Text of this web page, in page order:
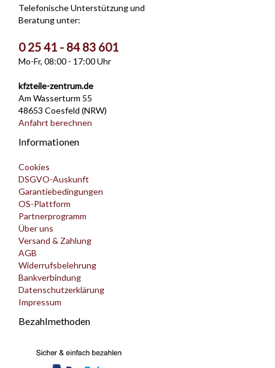
Telefonische Unterstützung und
Beratung unter:
0 25 41 - 84 83 601
Mo-Fr, 08:00 - 17:00 Uhr
kfzteile-zentrum.de
Am Wasserturm 55
48653 Coesfeld (NRW)
Anfahrt berechnen
Informationen
Cookies
DSGVO-Auskunft
Garantiebedingungen
OS-Plattform
Partnerprogramm
Über uns
Versand & Zahlung
AGB
Widerrufsbelehrung
Bankverbindung
Datenschutzerklärung
Impressum
Bezahlmethoden